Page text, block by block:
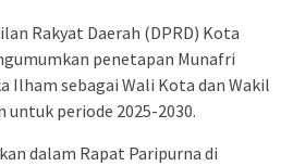
Rakyat Daerah (DPRD) Kota
penetapan Munafri
Ilham sebagai Wali Kota dan Wakil
periode 2025-2030.
dalam Rapat Paripurna di